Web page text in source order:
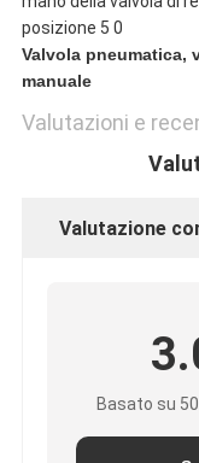
Valvola pneumatica,
manuale
Valutazioni e
Valutazione
Basato su